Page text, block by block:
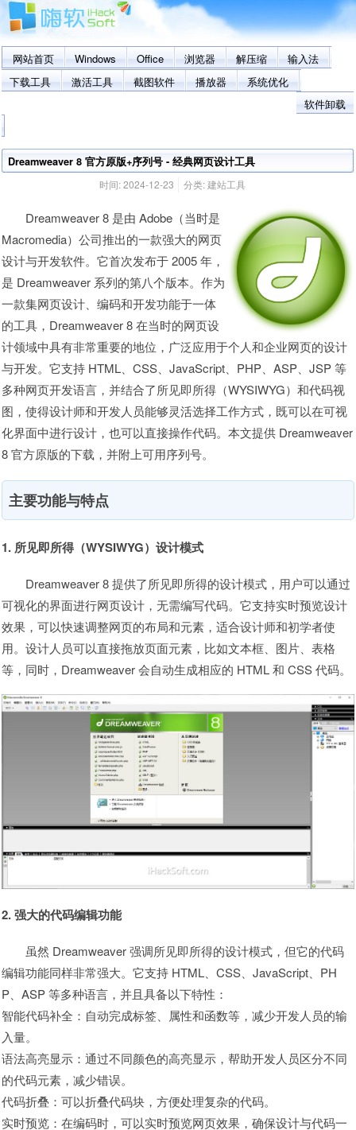
网站首页 Windows Office 浏览器 解压缩
输入法
下载工具
激活工具 截图软件 播放器
系统优化
软件卸载
Dreamweaver 8 官方原版+序列号 - 经典网页设计工具
时间:2024-12-23 分类:建站工具
Dreamweaver 8 是由 Adobe（当时是
Macromedia）公司推出的一款强大的网页
设计与开发软件。它首次发布于 2005 年，
是 Dreamweaver 系列的第八个版本。作为
一款集网页设计、编码和开发功能于一体
的工具，Dreamweaver 8 在当时的网页设
计领域中具有非常重要的地位，广泛应用于个人和企业网页的设计
与开发。它支持 HTML、CSS、JavaScript、PHP、ASP、JSP 等
多种网页开发语言，并结合了所见即所得（WYSIWYG）和代码视
图，使得设计师和开发人员能够灵活选择工作方式，既可以在可视
化界面中进行设计，也可以直接操作代码。本文提供 Dreamweaver
8 官方原版的下载，并附上可用序列号。
主要功能与特点
1. 所见即所得（WYSIWYG）设计模式
Dreamweaver 8 提供了所见即所得的设计模式，用户可以通过
可视化的界面进行网页设计，无需编写代码。它支持实时预览设计
效果，可以快速调整网页的布局和元素，适合设计师和初学者使
用。设计人员可以直接拖放页面元素，比如文本框、图片、表格
等，同时，Dreamweaver 会自动生成相应的 HTML 和 CSS 代码。
2. 强大的代码编辑功能
虽然 Dreamweaver 强调所见即所得的设计模式，但它的代码
编辑功能同样非常强大。它支持 HTML、CSS、JavaScript、PH
P、ASP 等多种语言，并且具备以下特性：
智能代码补全：自动完成标签、属性和函数等，减少开发人员的输
入量。
语法高亮显示：通过不同颜色的高亮显示，帮助开发人员区分不同
的代码元素，减少错误。
代码折叠：可以折叠代码块，方便处理复杂的代码。
实时预览：在编码时，可以实时预览网页效果，确保设计与代码一